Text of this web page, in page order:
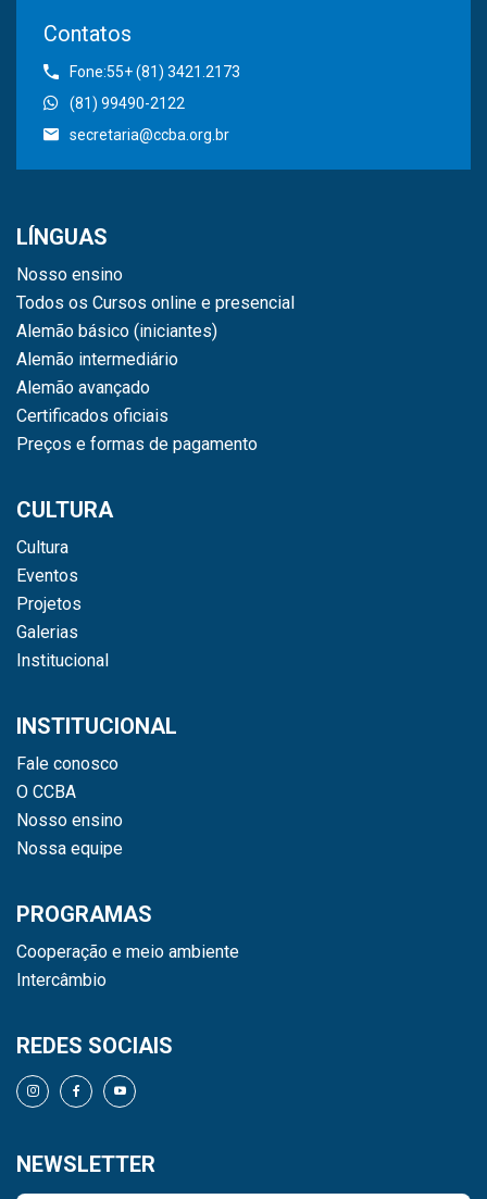
Contatos
Fone:55+ (81) 3421.2173
(81) 99490-2122
secretaria@ccba.org.br
LÍNGUAS
Nosso ensino
Todos os Cursos online e presencial
Alemão básico (iniciantes)
Alemão intermediário
Alemão avançado
Certificados oficiais
Preços e formas de pagamento
CULTURA
Cultura
Eventos
Projetos
Galerias
Institucional
INSTITUCIONAL
Fale conosco
O CCBA
Nosso ensino
Nossa equipe
PROGRAMAS
Cooperação e meio ambiente
Intercâmbio
REDES SOCIAIS
NEWSLETTER